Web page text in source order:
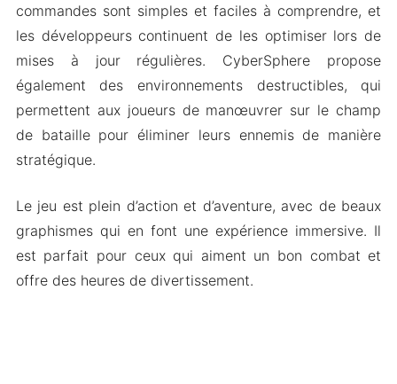
commandes sont simples et faciles à comprendre, et
les développeurs continuent de les optimiser lors de
mises à jour régulières. CyberSphere propose
également des environnements destructibles, qui
permettent aux joueurs de manœuvrer sur le champ
de bataille pour éliminer leurs ennemis de manière
stratégique.
Le jeu est plein d’action et d’aventure, avec de beaux
graphismes qui en font une expérience immersive. Il
est parfait pour ceux qui aiment un bon combat et
offre des heures de divertissement.